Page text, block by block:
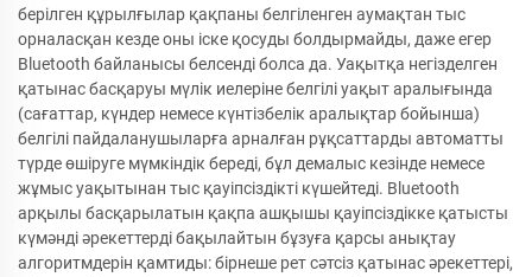
берілген құрылғылар қақпаны белгіленген аумақтан тыс
орналасқан кезде оны іске қосуды болдырмайды, даже егер
Bluetooth байланысы белсенді болса да. Уақытқа негізделген
қатынас басқаруы мүлік иелеріне белгілі уақыт аралығында
(сағаттар, күндер немесе күнтізбелік аралықтар бойынша)
белгілі пайдаланушыларға арналған рұқсаттарды автоматты
түрде өшіруге мүмкіндік береді, бұл демалыс кезінде немесе
жұмыс уақытынан тыс қауіпсіздікті күшейтеді. Bluetooth
арқылы басқарылатын қақпа ашқышы қауіпсіздікке қатысты
күмәнді әрекеттерді бақылайтын бұзуға қарсы анықтау
алгоритмдерін қамтиды: бірнеше рет сәтсіз қатынас әрекеттері,